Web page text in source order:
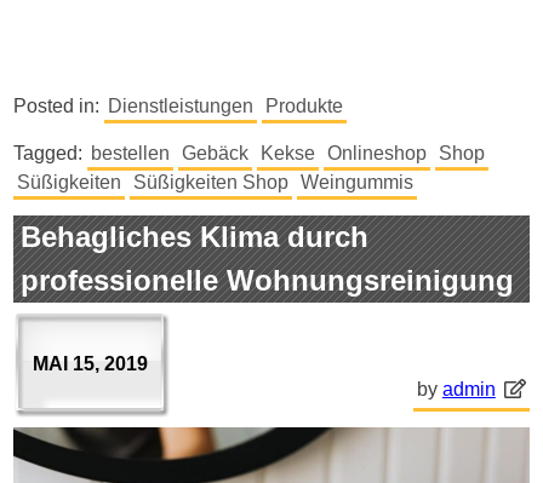
Posted in: Dienstleistungen Produkte
Tagged: bestellen Gebäck Kekse Onlineshop
Shop
Süßigkeiten
Süßigkeiten Shop Weingummis
Behagliches Klima durch
professionelle Wohnungsreinigung
MAI 15, 2019
by admin